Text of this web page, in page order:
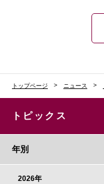
トップページ ニュース
トピックス
年別
2026年